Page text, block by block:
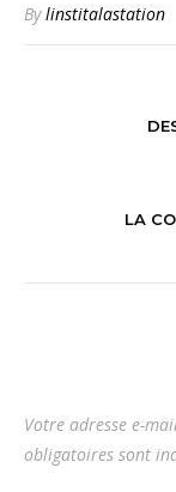
Bylinstitalastation
LA
Votre adresse e-
obligatoires sont